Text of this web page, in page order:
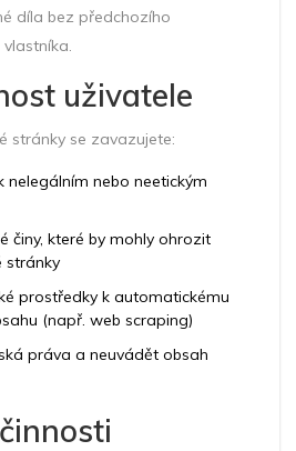
díla bez předchozího
uživatele
stránky se zavazujete:
nelegálním nebo neetickým
činy, které by mohly ohrozit
stránky
prostředky k automatickému
(např. web scraping)
práva a neuvádět obsah